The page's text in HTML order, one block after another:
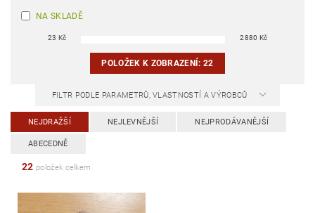
NA SKLADĚ
23 Kč 2880 Kč
POLOŽEK K ZOBRAZENÍ:22
FILTR PODLE PARAMETRŮ, VLASTNOSTÍ A VÝROBCŮ
NEJDRAŽŠÍ NEJLEVNĚJŠÍ NEJPRODÁVANĚJŠÍ
ABECEDNĚ
22 položek celkem